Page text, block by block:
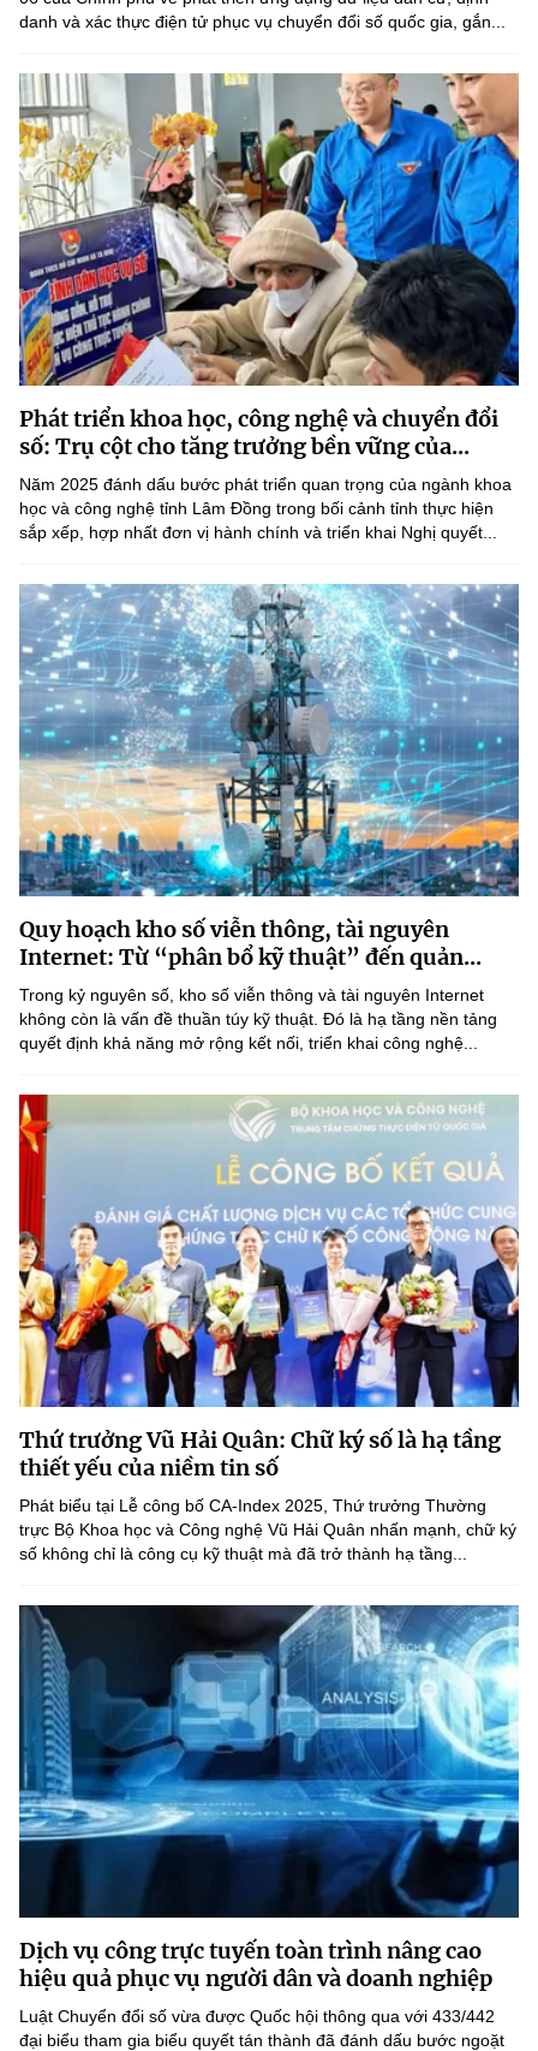
danh và xác thực điện tử phục vụ chuyển đổi số quốc gia, gắn...
Phát triển khoa học, công nghệ và chuyển đổi
số: Trụ cột cho tăng trưởng bền vững của...
Năm 2025 đánh dấu bước phát triển quan trọng của ngành khoa
học và công nghệ tỉnh Lâm Đồng trong bối cảnh tỉnh thực hiện
sắp xếp, hợp nhất đơn vị hành chính và triển khai Nghị quyết...
Quy hoạch kho số viễn thông, tài nguyên
Internet: Từ “phân bổ kỹ thuật” đến quản...
Trong kỷ nguyên số, kho số viễn thông và tài nguyên Internet
không còn là vấn đề thuần túy kỹ thuật. Đó là hạ tầng nền tảng
quyết định khả năng mở rộng kết nối, triển khai công nghệ...
Thứ trưởng Vũ Hải Quân: Chữ ký số là hạ tầng
thiết yếu của niềm tin số
Phát biểu tại Lễ công bố CA-Index 2025, Thứ trưởng Thường
trực Bộ Khoa học và Công nghệ Vũ Hải Quân nhấn mạnh, chữ ký
số không chỉ là công cụ kỹ thuật mà đã trở thành hạ tầng...
Dịch vụ công trực tuyến toàn trình nâng cao
hiệu quả phục vụ người dân và doanh nghiệp
Luật Chuyển đổi số vừa được Quốc hội thông qua với 433/442
đại biểu tham gia biểu quyết tán thành đã đánh dấu bước ngoặt